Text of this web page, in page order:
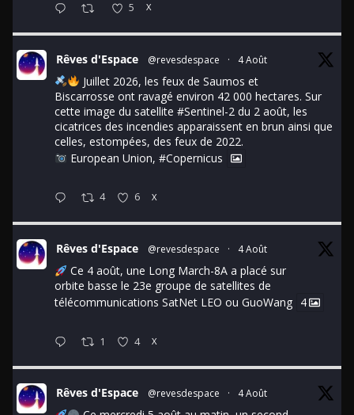
5 X
Rêves d'Espace @revesdespace · 4 Août
Juillet 2026, les feux de Saumos et
Biscarrosse ont ravagé environ 42 000 hectares. Sur
cette image du satellite #Sentinel-2 du 2 août, les
cicatrices des incendies apparaissent en brun ainsi que
celles, estompées, des feux de 2022.
European Union, #Copernicus
4 6 X
Rêves d'Espace @revesdespace · 4 Août
Ce 4 août, une Long March-8A a placé sur
orbite basse le 23e groupe de satellites de
télécommunications SatNet LEO ou GuoWang 4
1 4 X
Rêves d'Espace @revesdespace · 4 Août